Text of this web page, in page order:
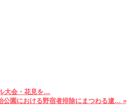
大会・花見を…
公園における野宿者排除にまつわる逮… »